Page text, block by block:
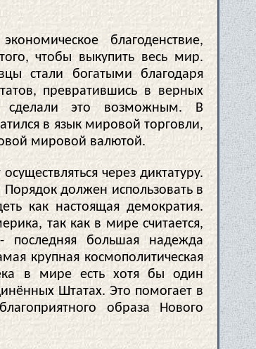
благоденствие,
чтобы выкупить весь мир.
стали богатыми благодаря
превратившись в верных
сделали это возможным. В
в язык мировой торговли,
мировой валютой.
через диктатуру.
должен использовать в
как настоящая демократия.
так как в мире считается,
большая надежда
крупная космополитическая
в мире есть хотя бы один
Штатах. Это помогает в
образа Нового